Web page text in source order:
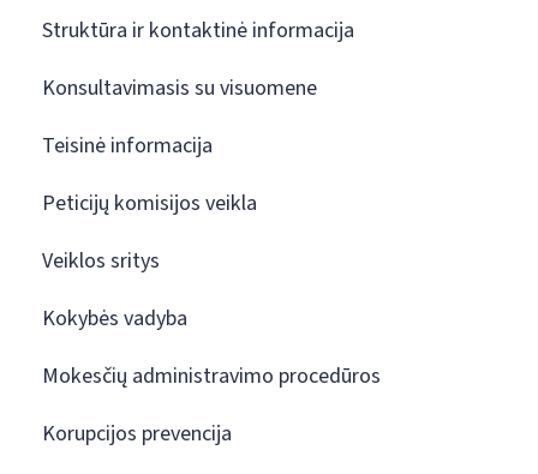
Struktūra ir kontaktinė informacija
Konsultavimasis su visuomene
Teisinė informacija
Peticijų komisijos veikla
Veiklos sritys
Kokybės vadyba
Mokesčių administravimo procedūros
Korupcijos prevencija